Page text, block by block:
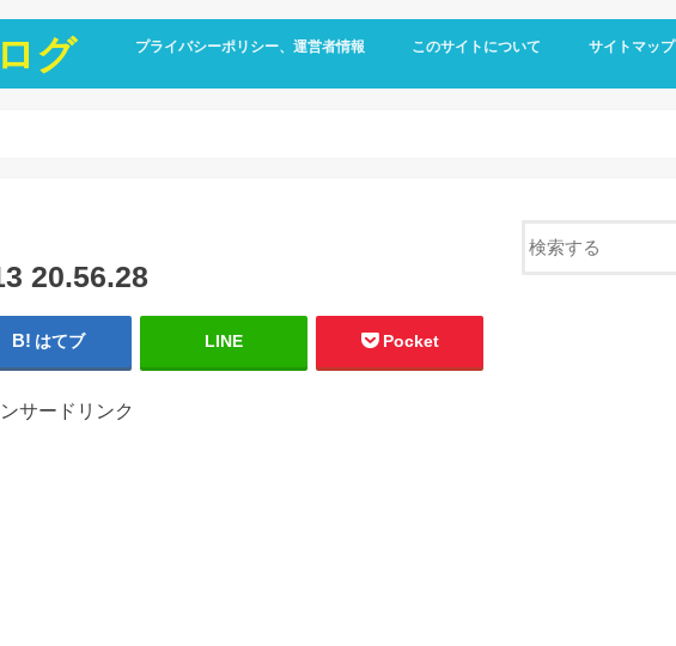
グ プライバシーポリシー、運営者情報 このサイトについて サイトマップ
20.56.28
はてブ LINE Pocket
サードリンク